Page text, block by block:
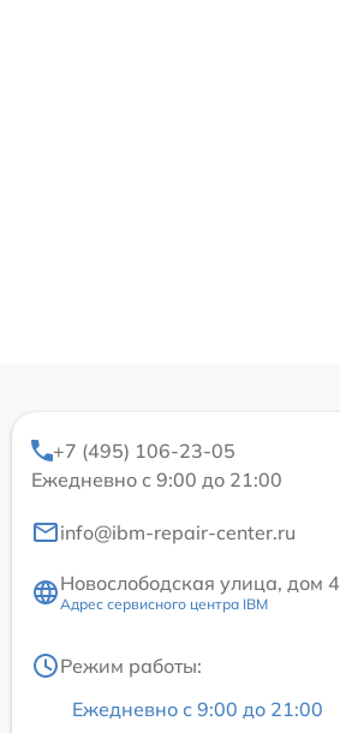
+7 (495) 106-23-05
Ежедневно с 9:00 до 21:00
info@ibm-repair-center.ru
Новослободская улица, дом 4
Адрес сервисного центра IBM
Режим работы:
Ежедневно с 9:00 до 21:00